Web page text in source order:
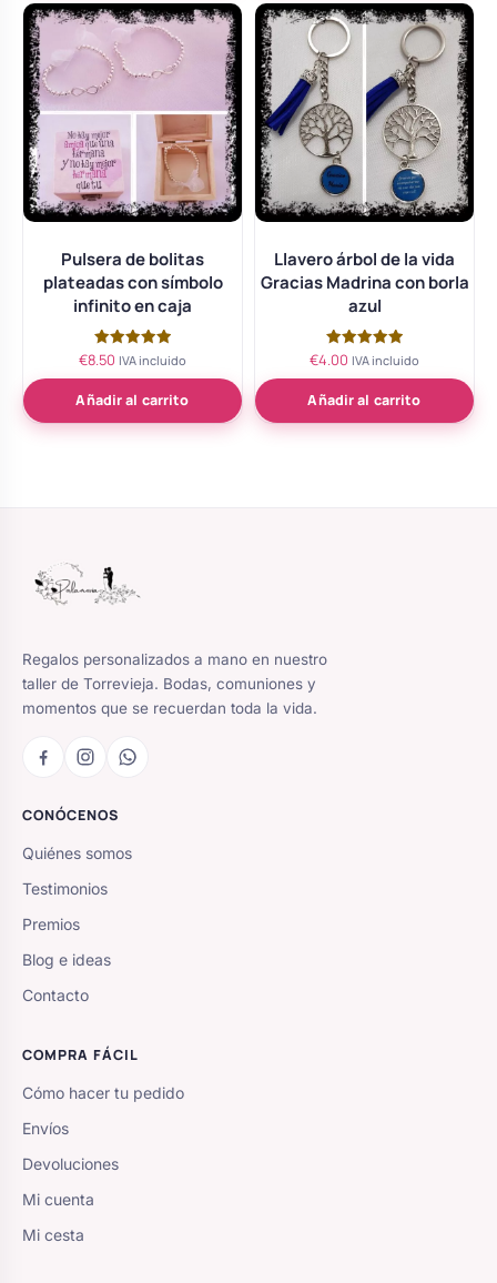
€8.50.€8.00.
Pulsera de bolitas
plateadas con símbolo
infinito en caja
Valorado
de 5
€8.50 IVA incluido
Añadir al carrito
Llavero árbol de la vida
Gracias Madrina con borla
azul
Valorado
de 5
€4.00 IVA incluido
Añadir al carrito
Regalos personalizados a mano en nuestro
taller de Torrevieja. Bodas, comuniones y
momentos que se recuerdan toda la vida.
CONÓCENOS
Quiénes somos
Testimonios
Premios
Blog e ideas
Contacto
COMPRA FÁCIL
Cómo hacer tu pedido
Envíos
Devoluciones
Mi cuenta
Mi cesta